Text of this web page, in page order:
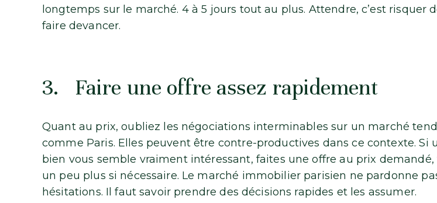
longtemps sur le marché. 4 à 5 jours tout au plus. Attendre, c’est risquer
faire devancer.
3. Faire une offre assez rapidement
Quant au prix, oubliez les négociations interminables sur un marché
comme Paris. Elles peuvent être contre-productives dans ce contexte. Si
bien vous semble vraiment intéressant, faites une offre au prix demandé,
un peu plus si nécessaire. Le marché immobilier parisien ne pardonne
hésitations. Il faut savoir prendre des décisions rapides et les assumer.